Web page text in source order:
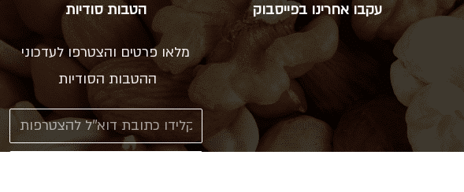
עקבו אחרינו בפייסבוק הטבות סודיות
מלאו פרטים והצטרפו לעדכוני
ההטבות הסודיות